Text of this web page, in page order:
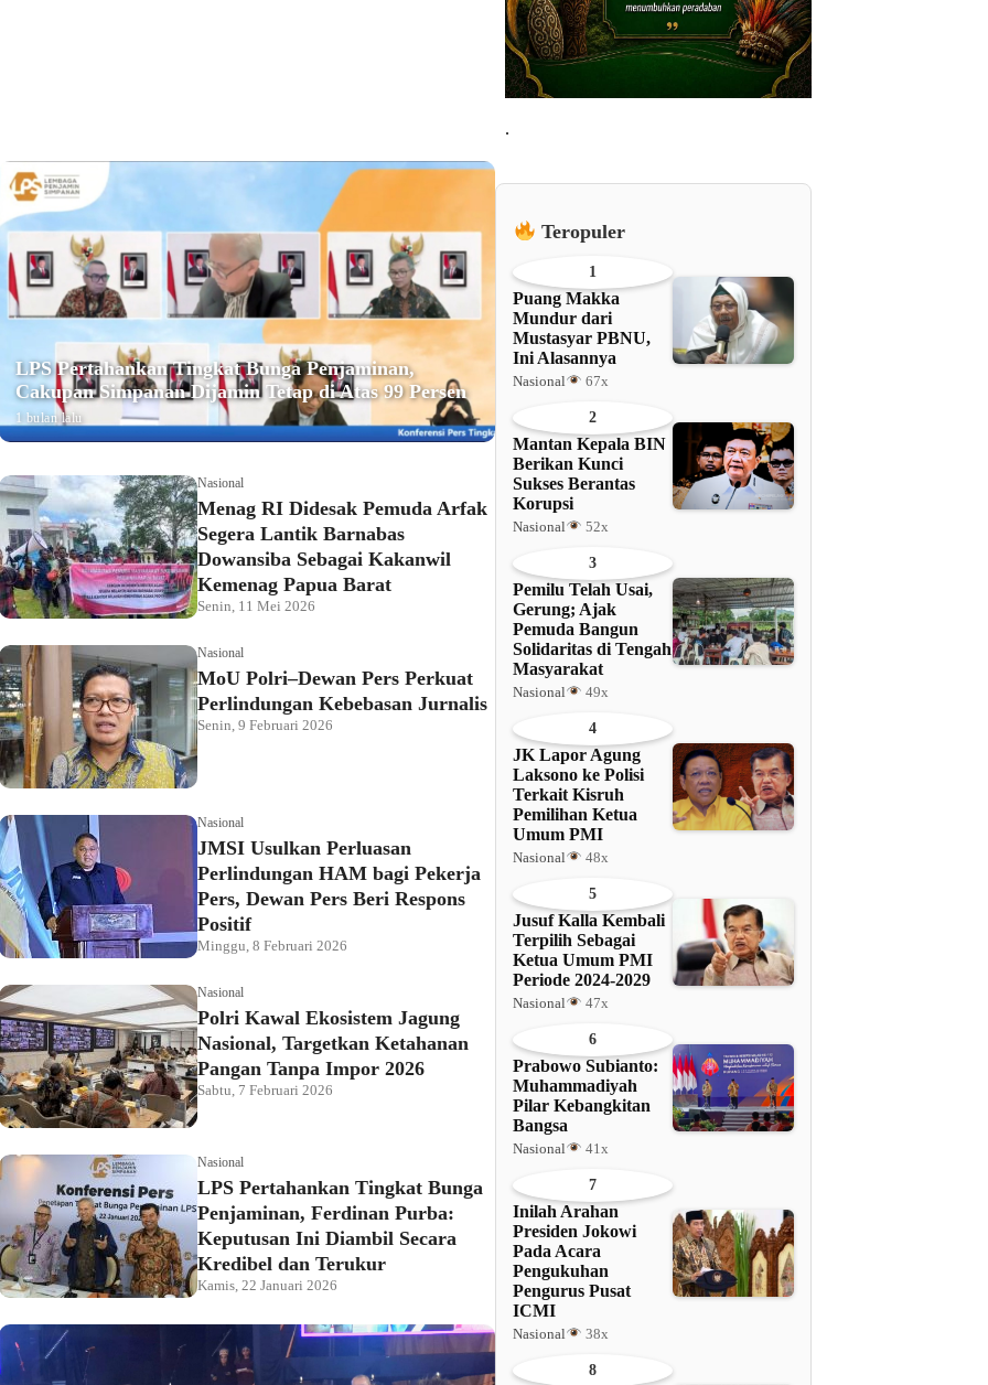
.
LPS Pertahankan Tingkat Bunga Penjaminan,
Cakupan Simpanan Dijamin Tetap di Atas 99 Persen
1 bulan lalu
Nasional
Menag RI Didesak Pemuda Arfak
Segera Lantik Barnabas
Dowansiba Sebagai Kakanwil
Kemenag Papua Barat
Senin, 11 Mei 2026
Nasional
MoU Polri–Dewan Pers Perkuat
Perlindungan Kebebasan Jurnalis
Senin, 9 Februari 2026
Nasional
JMSI Usulkan Perluasan
Perlindungan HAM bagi Pekerja
Pers, Dewan Pers Beri Respons
Positif
Minggu, 8 Februari 2026
Nasional
Polri Kawal Ekosistem Jagung
Nasional, Targetkan Ketahanan
Pangan Tanpa Impor 2026
Sabtu, 7 Februari 2026
Nasional
LPS Pertahankan Tingkat Bunga
Penjaminan, Ferdinan Purba:
Keputusan Ini Diambil Secara
Kredibel dan Terukur
Kamis, 22 Januari 2026
Teropuler
1
Puang Makka
Mundur dari
Mustasyar PBNU,
Ini Alasannya
Nasional 67x
2
Mantan Kepala BIN
Berikan Kunci
Sukses Berantas
Korupsi
Nasional 52x
3
Pemilu Telah Usai,
Gerung; Ajak
Pemuda Bangun
Solidaritas di Tengah
Masyarakat
Nasional 49x
4
JK Lapor Agung
Laksono ke Polisi
Terkait Kisruh
Pemilihan Ketua
Umum PMI
Nasional 48x
5
Jusuf Kalla Kembali
Terpilih Sebagai
Ketua Umum PMI
Periode 2024-2029
Nasional 47x
6
Prabowo Subianto:
Muhammadiyah
Pilar Kebangkitan
Bangsa
Nasional 41x
7
Inilah Arahan
Presiden Jokowi
Pada Acara
Pengukuhan
Pengurus Pusat
ICMI
Nasional 38x
8